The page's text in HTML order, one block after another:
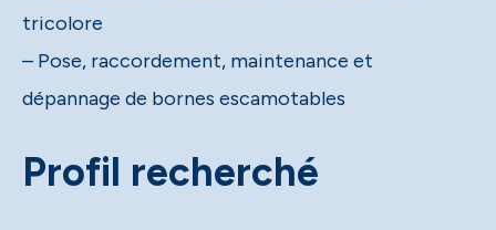
tricolore
– Pose, raccordement, maintenance et
dépannage de bornes escamotables
Profil recherché